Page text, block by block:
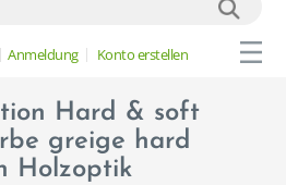
Anmeldung Konto erstellen
Hard & soft
greige hard
Holzoptik